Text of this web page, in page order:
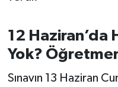
12 Haziran’da
Yok?
Sınavın 13 Haziran
TARİHTE BUGÜN
TEKNOLOJİ